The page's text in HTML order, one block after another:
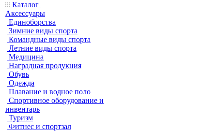
Каталог
Аксессуары
Единоборства
Зимние виды спорта
Командные виды спорта
Летние виды спорта
Медицина
Наградная продукция
Обувь
Одежда
Плавание и водное поло
Спортивное оборудование и
инвентарь
Туризм
Фитнес и спортзал